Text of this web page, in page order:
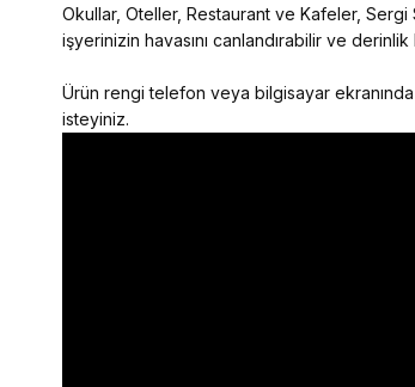
Okullar, Oteller, Restaurant ve Kafeler, Sergi
işyerinizin havasını canlandırabilir ve
Ürün rengi telefon veya bilgisayar ekranında
isteyiniz.